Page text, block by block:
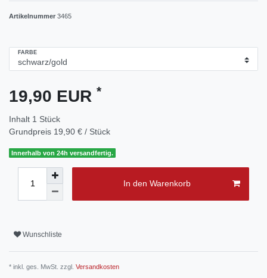
Artikelnummer 3465
FARBE
19,90 EUR *
Inhalt 1 Stück
Grundpreis 19,90 € / Stück
Innerhalb von 24h versandfertig.
In den Warenkorb
Wunschliste
* inkl. ges. MwSt. zzgl. Versandkosten